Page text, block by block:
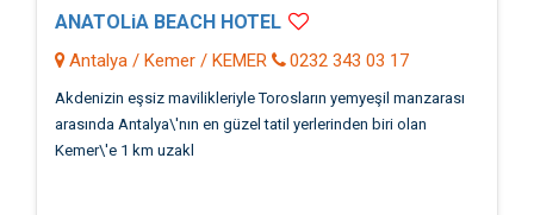
ANATOLiA BEACH HOTEL
Antalya / Kemer / KEMER 0232 343 03 17
Akdenizin eşsiz mavilikleriyle Torosların yemyeşil manzarası
arasında Antalya\'nın en güzel tatil yerlerinden biri olan
Kemer\'e 1 km uzakl